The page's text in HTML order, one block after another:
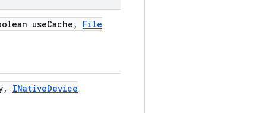
useCache , File
, INativeDevice